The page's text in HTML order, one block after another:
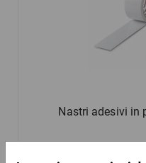
Nastri adesivi in
per 1 Pezzo